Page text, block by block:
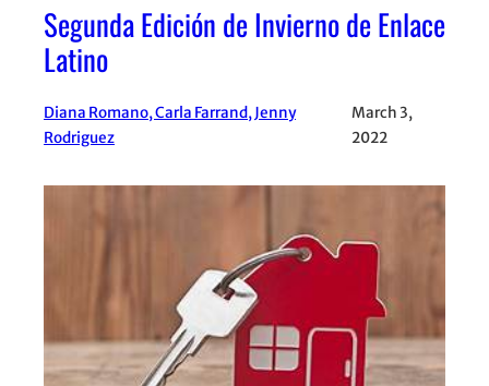
Segunda Edición de Invierno de Enlace
Latino
Diana Romano, Carla Farrand, Jenny
Rodriguez
March 3,
2022